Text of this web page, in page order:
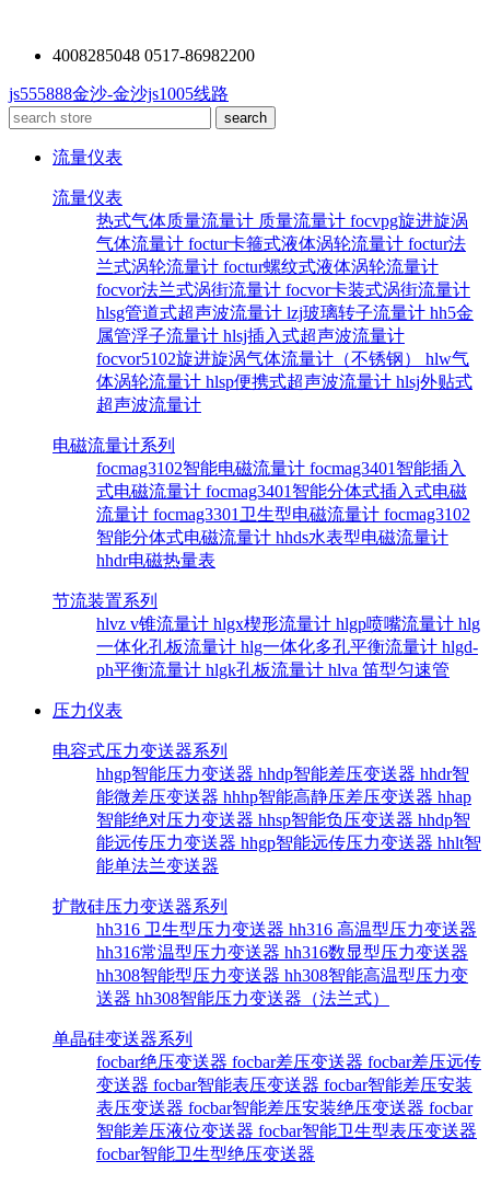
4008285048 0517-86982200
js555888金沙-金沙js1005线路
流量仪表
流量仪表
热式气体质量流量计 质量流量计 focvpg旋进旋涡
气体流量计 foctur卡箍式液体涡轮流量计 foctur法
兰式涡轮流量计 foctur螺纹式液体涡轮流量计
focvor法兰式涡街流量计 focvor卡装式涡街流量计
hlsg管道式超声波流量计 lzj玻璃转子流量计 hh5金
属管浮子流量计 hlsj插入式超声波流量计
focvor5102旋进旋涡气体流量计（不锈钢） hlw气
体涡轮流量计 hlsp便携式超声波流量计 hlsj外贴式
超声波流量计
电磁流量计系列
focmag3102智能电磁流量计 focmag3401智能插入
式电磁流量计 focmag3401智能分体式插入式电磁
流量计 focmag3301卫生型电磁流量计 focmag3102
智能分体式电磁流量计 hhds水表型电磁流量计
hhdr电磁热量表
节流装置系列
hlvz v锥流量计 hlgx楔形流量计 hlgp喷嘴流量计 hlg
一体化孔板流量计 hlg一体化多孔平衡流量计 hlgd-
ph平衡流量计 hlgk孔板流量计 hlva 笛型匀速管
压力仪表
电容式压力变送器系列
hhgp智能压力变送器 hhdp智能差压变送器 hhdr智
能微差压变送器 hhhp智能高静压差压变送器 hhap
智能绝对压力变送器 hhsp智能负压变送器 hhdp智
能远传压力变送器 hhgp智能远传压力变送器 hhlt智
能单法兰变送器
扩散硅压力变送器系列
hh316 卫生型压力变送器 hh316 高温型压力变送器
hh316常温型压力变送器 hh316数显型压力变送器
hh308智能型压力变送器 hh308智能高温型压力变
送器 hh308智能压力变送器（法兰式）
单晶硅变送器系列
focbar绝压变送器 focbar差压变送器 focbar差压远传
变送器 focbar智能表压变送器 focbar智能差压安装
表压变送器 focbar智能差压安装绝压变送器 focbar
智能差压液位变送器 focbar智能卫生型表压变送器
focbar智能卫生型绝压变送器